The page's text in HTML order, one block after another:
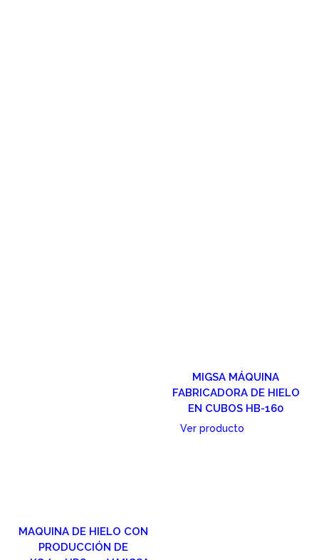
MAQUINA DE HIELO CON
PRODUCCIÓN DE
MIGSA MÁQUINA
FABRICADORA DE HIELO
EN CUBOS HB-160
Ver producto